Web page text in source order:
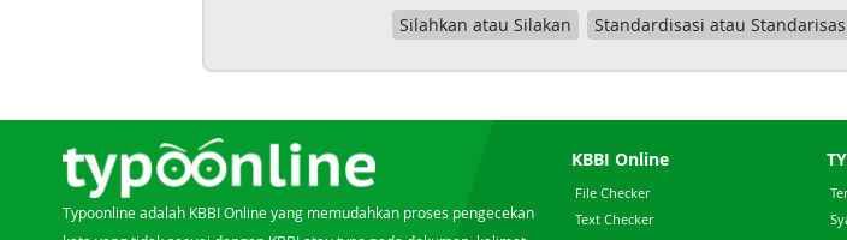
Silahkan atau Silakan
Standardisasi atau
Typoonline adalah KBBI Online yang memudahkan proses pengecekan
KBBI Online
File Checker
Text Checker